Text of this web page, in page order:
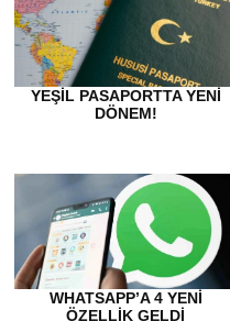
YEŞIL PASAPORTTA YENI
DÖNEM!
WHATSAPP’A 4 YENI
ÖZELLIK GELDI